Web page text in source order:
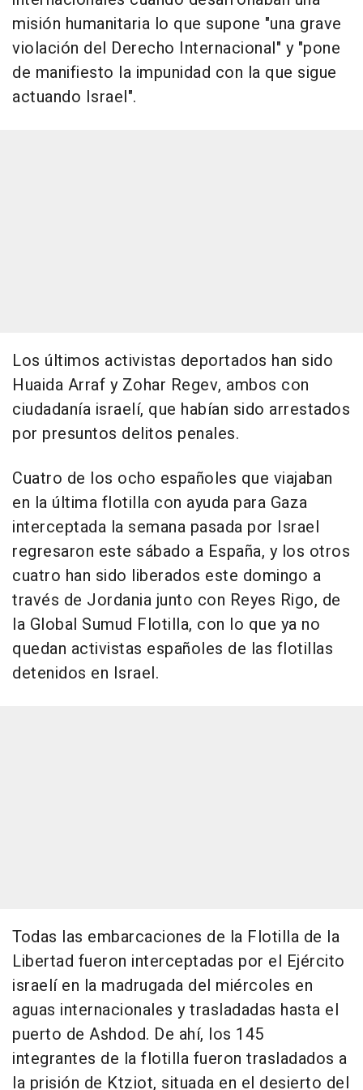
misión humanitaria lo que supone "una grave
violación del Derecho Internacional" y "pone
de manifiesto la impunidad con la que sigue
actuando Israel".
Los últimos activistas deportados han sido
Huaida Arraf y Zohar Regev, ambos con
ciudadanía israelí, que habían sido arrestados
por presuntos delitos penales.
Cuatro de los ocho españoles que viajaban
en la última flotilla con ayuda para Gaza
interceptada la semana pasada por Israel
regresaron este sábado a España, y los otros
cuatro han sido liberados este domingo a
través de Jordania junto con Reyes Rigo, de
la Global Sumud Flotilla, con lo que ya no
quedan activistas españoles de las flotillas
detenidos en Israel.
Todas las embarcaciones de la Flotilla de la
Libertad fueron interceptadas por el Ejército
israelí en la madrugada del miércoles en
aguas internacionales y trasladadas hasta el
puerto de Ashdod. De ahí, los 145
integrantes de la flotilla fueron trasladados a
la prisión de Ktziot, situada en el desierto del